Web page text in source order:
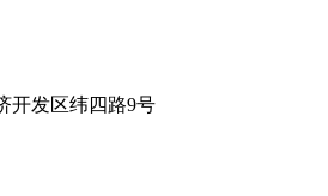
开发区纬四路9号